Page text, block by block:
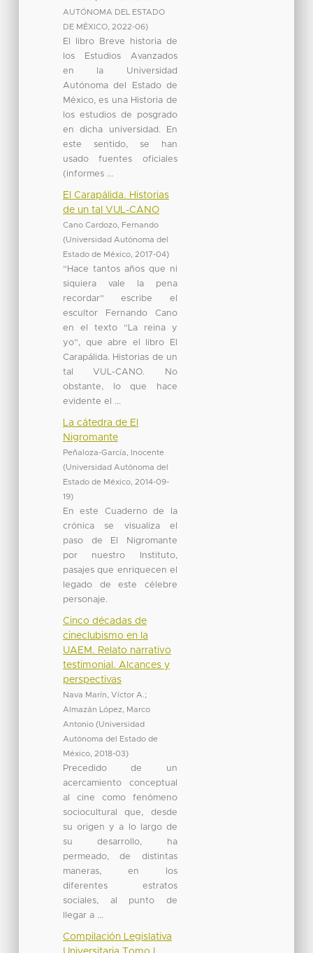
AUTÓNOMA DEL ESTADO
DE MÉXICO, 2022-06)
El libro Breve historia de
los Estudios Avanzados
en la Universidad
Autónoma del Estado de
México, es una Historia de
los estudios de posgrado
en dicha universidad. En
este sentido, se han
usado fuentes oficiales
(informes ...
El Carapálida. Historias
de un tal VUL-CANO
Cano Cardozo, Fernando
(Universidad Autónoma del
Estado de México, 2017-04)
“Hace tantos años que ni
siquiera vale la pena
recordar” escribe el
escultor Fernando Cano
en el texto “La reina y
yo”, que abre el libro El
Carapálida. Historias de un
tal VUL-CANO. No
obstante, lo que hace
evidente el ...
La cátedra de El
Nigromante
Peñaloza-García, Inocente
(Universidad Autónoma del
Estado de México, 2014-09-
19)
En este Cuaderno de la
crónica se visualiza el
paso de El Nigromante
por nuestro Instituto,
pasajes que enriquecen el
legado de este célebre
personaje.
Cinco décadas de
cineclubismo en la
UAEM. Relato narrativo
testimonial. Alcances y
perspectivas
Nava Marín, Víctor A. ;
Almazán López, Marco
Antonio (Universidad
Autónoma del Estado de
México, 2018-03)
Precedido de un
acercamiento conceptual
al cine como fenómeno
sociocultural que, desde
su origen y a lo largo de
su desarrollo, ha
permeado, de distintas
maneras, en los
diferentes estratos
sociales, al punto de
llegar a ...
Compilación Legislativa